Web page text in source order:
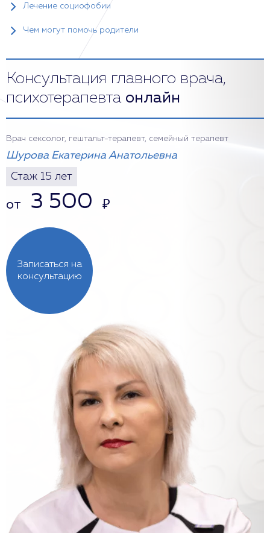
Лечение социофобии
Чем могут помочь родители
Консультация главного врача,
психотерапевта онлайн
Записаться на
консультацию
Врач сексолог, гештальт-терапевт, семейный терапевт
Шурова Екатерина Анатольевна
Стаж 15 лет
от 3 500 ₽